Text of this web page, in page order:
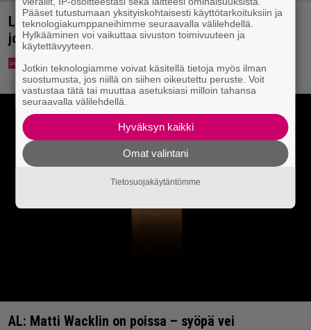
Lidl aloitti jättialennukset – kotimaiset kasvikset
jopa 40 prosentin alennuksessa
AL: Matti Wacklin on poissa – syöpä vei
Pääset tutustumaan yksityiskohtaisesti käyttötarkoituksiin ja
teknologiakumppaneihimme seuraavalla välilehdellä.
Hylkääminen voi vaikuttaa sivuston toimivuuteen ja
käytettävyyteen.
Jotkin teknologiamme voivat käsitellä tietoja myös ilman
suostumusta, jos niillä on siihen oikeutettu peruste. Voit
vastustaa tätä tai muuttaa asetuksiasi milloin tahansa
seuraavalla välilehdellä.
Hyväksyn kaikki
Omat valintani
Tietosuojakäytäntömme